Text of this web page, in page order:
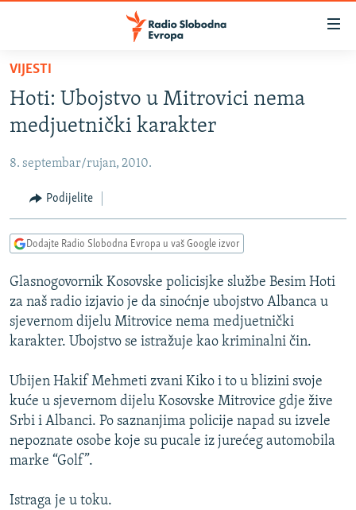
Pređite
glavni
sadržaj
na
navigaciju
Pređite
na
BOSNA I HERCEGOVINA
SRBIJA
KOSOVO
CRNA GORA
VIDEO
FOTOGALERIJE
INFOGRAFIKE
PODCASTI
RAT U UKRAJINI
KINA NA BALKANU
RSE PRIČE IZ SVIJETA
ISPRIČAJ MI
DNEVNO@RSE
SPECIJALI RSE
VIŠE OD NASLOVA
VIJESTI
Hoti: Ubojstvo u Mitrovici nema
medjuetnički karakter
8. septembar/rujan, 2010.
Podijelite
Dodajte Radio Slobodna Evropa u vaš Google izvor
Glasnogovornik Kosovske policisjke službe Besim Hoti
za naš radio izjavio je da sinoćnje ubojstvo Albanca u
sjevernom dijelu Mitrovice nema medjuetnički
karakter. Ubojstvo se istražuje kao kriminalni čin.
Ubijen Hakif Mehmeti zvani Kiko i to u blizini svoje
kuće u sjevernom dijelu Kosovske Mitrovice gdje žive
Srbi i Albanci. Po saznanjima policije napad su izvele
nepoznate osobe koje su pucale iz jurećeg automobila
marke “Golf”.
Istraga je u toku.